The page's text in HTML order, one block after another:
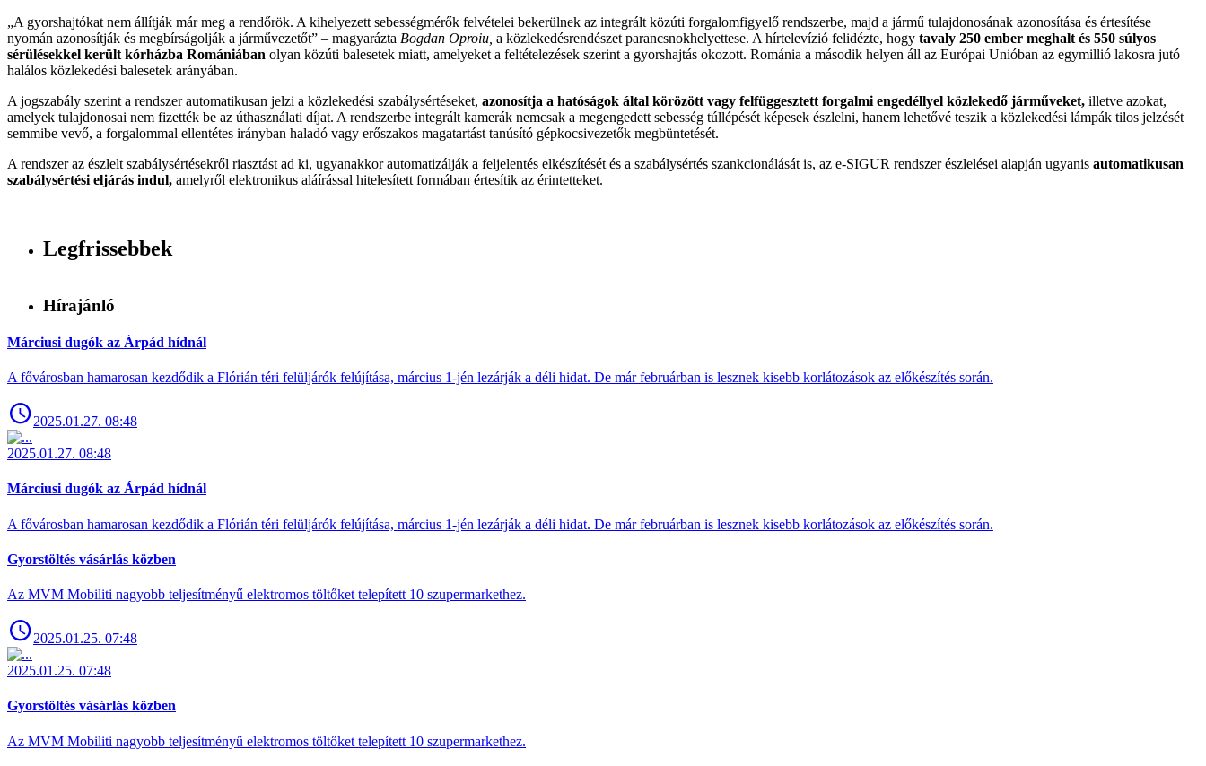
„A gyorshajtókat nem állítják már meg a rendőrök. A kihelyezett sebességmérők felvételei bekerülnek az integrált közúti forgalomfigyelő rendszerbe, majd a jármű tulajdonosának azonosítása és értesítése
nyomán azonosítják és megbírságolják a járművezetőt” – magyarázta Bogdan Oproiu, a közlekedésrendészet parancsnokhelyettese. A hírtelevízió felidézte, hogy tavaly 250 ember meghalt és 550 súlyos
sérülésekkel került kórházba Romániában olyan közúti balesetek miatt, amelyeket a feltételezések szerint a gyorshajtás okozott. Románia a második helyen áll az Európai Unióban az egymillió lakosra jutó
halálos közlekedési balesetek arányában.
A jogszabály szerint a rendszer automatikusan jelzi a közlekedési szabálysértéseket, azonosítja a hatóságok által körözött vagy felfüggesztett forgalmi engedéllyel közlekedő járműveket, illetve azokat,
amelyek tulajdonosai nem fizették be az úthasználati díjat. A rendszerbe integrált kamerák nemcsak a megengedett sebesség túllépését képesek észlelni, hanem lehetővé teszik a közlekedési lámpák tilos jelzését
semmibe vevő, a forgalommal ellentétes irányban haladó vagy erőszakos magatartást tanúsító gépkocsivezetők megbüntetését.
A rendszer az észlelt szabálysértésekről riasztást ad ki, ugyanakkor automatizálják a feljelentés elkészítését és a szabálysértés szankcionálását is, az e-SIGUR rendszer észlelései alapján ugyanis automatikusan
szabálysértési eljárás indul, amelyről elektronikus aláírással hitelesített formában értesítik az érintetteket.
Legfrissebbek
Hírajánló
Márciusi dugók az Árpád hídnál
A fővárosban hamarosan kezdődik a Flórián téri felüljárók felújítása, március 1-jén lezárják a déli hidat. De már februárban is lesznek kisebb korlátozások az előkészítés során.
2025.01.27. 08:48
2025.01.27. 08:48
Márciusi dugók az Árpád hídnál
A fővárosban hamarosan kezdődik a Flórián téri felüljárók felújítása, március 1-jén lezárják a déli hidat. De már februárban is lesznek kisebb korlátozások az előkészítés során.
Gyorstöltés vásárlás közben
Az MVM Mobiliti nagyobb teljesítményű elektromos töltőket telepített 10 szupermarkethez.
2025.01.25. 07:48
2025.01.25. 07:48
Gyorstöltés vásárlás közben
Az MVM Mobiliti nagyobb teljesítményű elektromos töltőket telepített 10 szupermarkethez.